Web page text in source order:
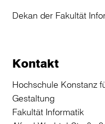
Dekan der Fakultät
Kontakt
Hochschule Konstanz
Gestaltung
Fakultät Informatik